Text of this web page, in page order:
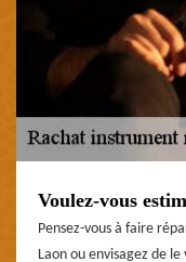
Voulez-vous
Pensez-vous à faire
Laon ou envisagez de le